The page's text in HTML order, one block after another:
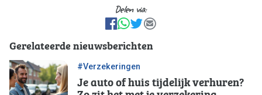
Delen via:
facebook
WhatsApp
Tweet
E-mail
Gerelateerde nieuwsberichten
#Verzekeringen
Je auto of huis tijdelijk verhuren?